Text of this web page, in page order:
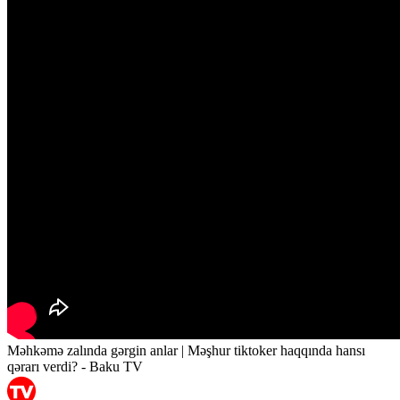
Məhkəmə zalında gərgin anlar | Məşhur tiktoker haqqında hansı
qərarı verdi? - Baku TV